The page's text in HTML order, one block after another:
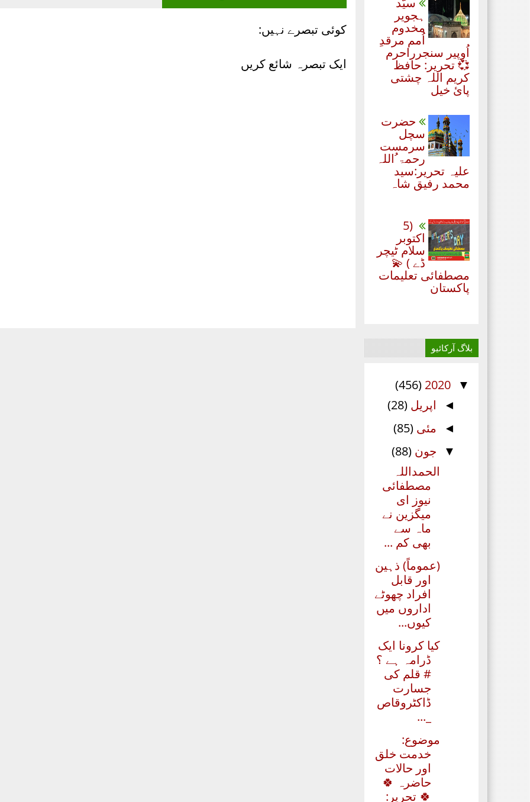
ہجویر
مخدوم
اُمم مرقدِ
اُوپیر سنجرراحرم
💞 تحریر: حافظ
کریم اللہ چشتی
پائ خیل
حضرت
سچل
سرمست
رحمۃ ُاللہ
علیہ تحریر:سید
محمد رفیق شاہ
(5
اکتوبر
سلام ٹیچر
ڈے ) 💫
مصطفائی تعلیمات
پاکستان
بلاگ آرکائیو
▼
2020
(456)
◄ اپریل (28)
◄ مئی (85)
▼ جون (88)
الحمداللہ
مصطفائی
نیوز ای
میگزین نے
ماہ سے
بھی کم ...
(عموماً) ذہین
اور قابل
افراد چھوٹے
اداروں میں
کیوں...
کیا کرونا ایک
ڈرامہ ہے ؟
# قلم کی
جسارت
ڈاکٹروقاص
_...
موضوع:
خدمت خلق
اور حالات
حاضرہ 🍀
🍀 تحریر:
کوئی تبصرے نہیں:
ایک تبصرہ شائع کریں